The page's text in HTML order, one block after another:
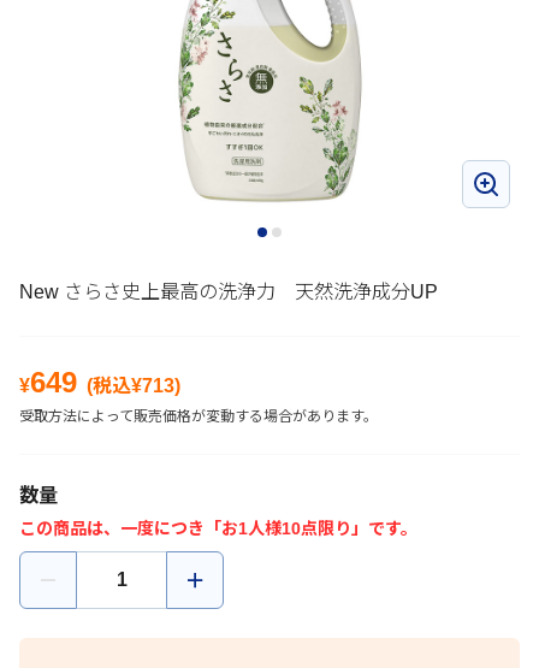
New さらさ史上最高の洗浄力 天然洗浄成分UP
¥649 (税込¥713)
受取方法によって販売価格が変動する場合があります。
数量
この商品は、一度につき「お1人様10点限り」です。